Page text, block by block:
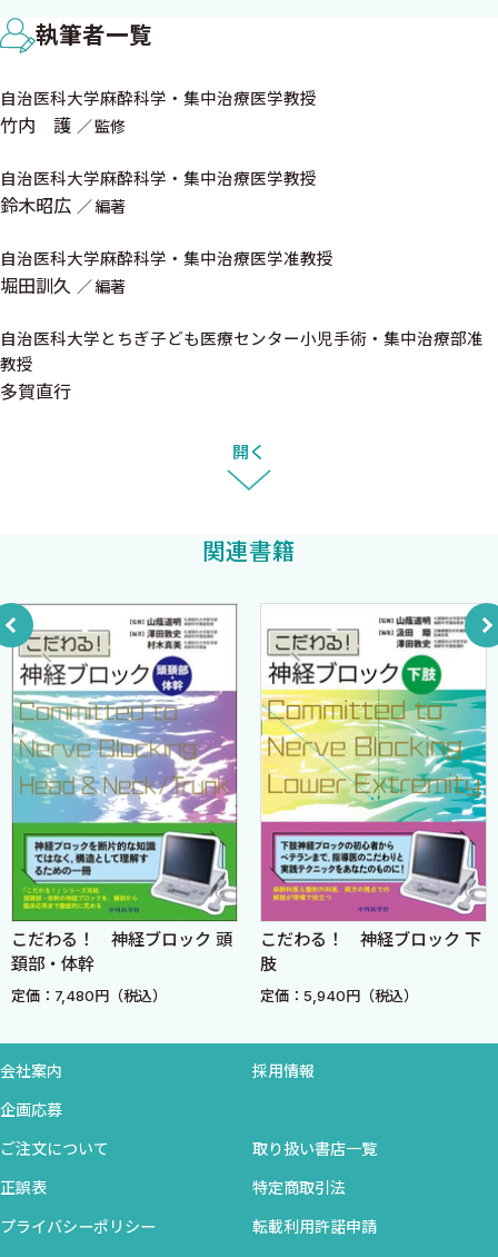
3．オピオイド＜平 幸輝＞
4．筋弛緩薬＜堀田訓久＞
Chapter 3 術前評価
1．呼吸器＜多賀直行＞
2．循環器＜門崎 衛＞
4．肝臓＜佐藤正章＞
5．腎臓＜山田希生＞
7．血液・凝固＜方山加奈＞
8．小児＜竹内 護＞
Chapter 4 術前管理薬＜平 幸輝＞
1．麻酔器＜須藤智幸＞
3．呼吸モニター＜佐藤正章＞
4．中枢神経系モニター＜篠原貴子＞
5．筋弛緩モニター＜須藤智幸＞
6．運動誘発電位（脊髄モニタリング）＜平 幸輝＞
Chapter 6 輸血＜小川 薫＞
Chapter 7 気道確保＜鈴木昭広＞
Chapter 8 区域麻酔の手技
1．脊髄くも膜下麻酔＜島田宣弘＞
2．硬膜外麻酔＜島田宣弘＞
3．末梢神経ブロック＜堀田訓久＞
Chapter 9 各科手術の麻酔
1．脳神経外科
2．心臓外科手術
4．消化器外科手術
5．産科手術＜吉積優子＞
6．泌尿器科手術
執筆者一覧
自治医科大学麻酔科学・集中治療医学教授
竹内 護 監修
自治医科大学麻酔科学・集中治療医学教授
鈴木昭広 編著
自治医科大学麻酔科学・集中治療医学准教授
堀田訓久 編著
自治医科大学とちぎ子ども医療センター小児手術・集中治療部准
教授
多賀直行
開く
関連書籍
こだわる！ 神経ブロック 頭
頚部・体幹
定価：7,480円（税込）
こだわる！ 神経ブロック 下
肢
定価：5,940円（税込）
会社案内 採用情報
企画応募
ご注文について 取り扱い書店一覧
正誤表 特定商取引法
プライバシーポリシー 転載利用許諾申請